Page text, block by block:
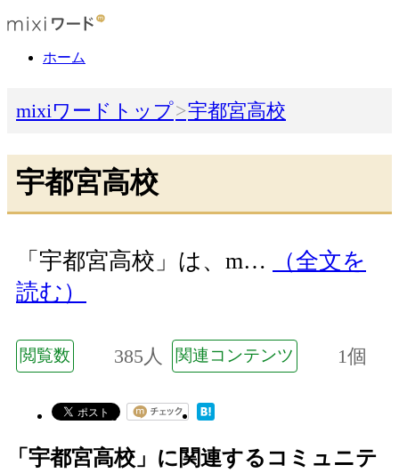
ホーム
mixiワードトップ 宇都宮高校
宇都宮高校
「宇都宮高校」は、m…
（全文を
読む）
閲覧数 385人 関連コンテンツ 1個
「宇都宮高校」に関連するコミュニテ